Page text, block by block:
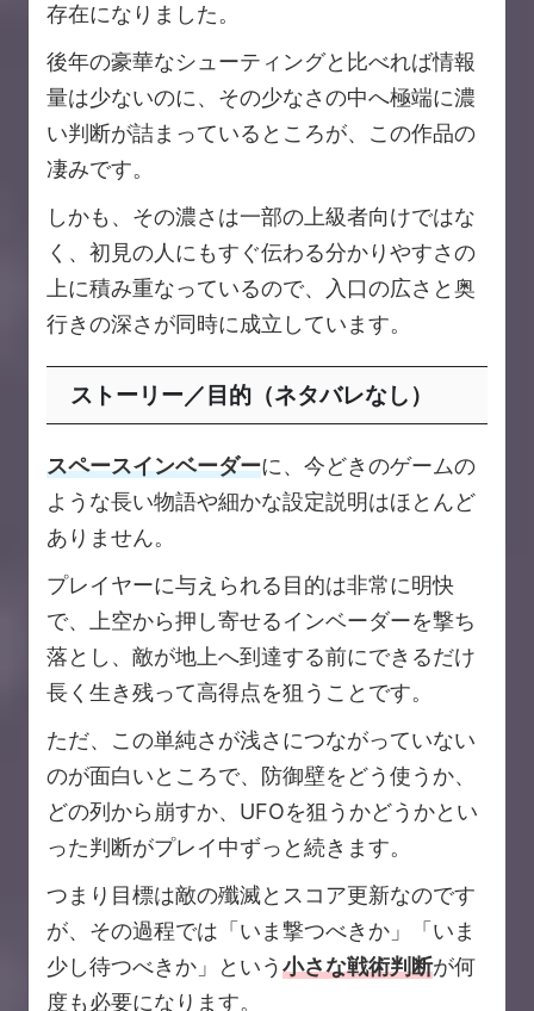
存在になりました。
後年の豪華なシューティングと比べれば情報
量は少ないのに、その少なさの中へ極端に濃
い判断が詰まっているところが、この作品の
凄みです。
しかも、その濃さは一部の上級者向けではな
く、初見の人にもすぐ伝わる分かりやすさの
上に積み重なっているので、入口の広さと奥
行きの深さが同時に成立しています。
ストーリー／目的（ネタバレなし）
スペースインベーダーに、今どきのゲームの
ような長い物語や細かな設定説明はほとんど
ありません。
プレイヤーに与えられる目的は非常に明快
で、上空から押し寄せるインベーダーを撃ち
落とし、敵が地上へ到達する前にできるだけ
長く生き残って高得点を狙うことです。
ただ、この単純さが浅さにつながっていない
のが面白いところで、防御壁をどう使うか、
どの列から崩すか、UFOを狙うかどうかとい
った判断がプレイ中ずっと続きます。
つまり目標は敵の殲滅とスコア更新なのです
が、その過程では「いま撃つべきか」「いま
少し待つべきか」という小さな戦術判断が何
度も必要になります。